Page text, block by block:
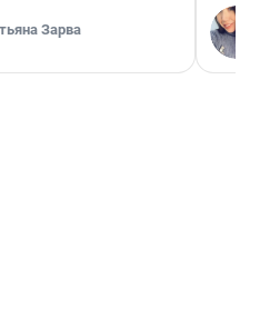
Зарва